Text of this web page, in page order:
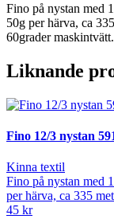
Fino på nystan med
50g per härva, ca
60grader maskintvätt.
Liknande
Fino 12/3 nystan
Kinna textil
Fino på nystan med
per härva, ca 335
45 kr